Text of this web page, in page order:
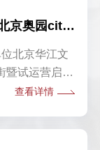
商会副会长单位华江文化打造的“北京奥园city街”开街暨试运营启动仪式隆重举行
北京华江文
暨试运营启动
出席仪式，与
查看详情